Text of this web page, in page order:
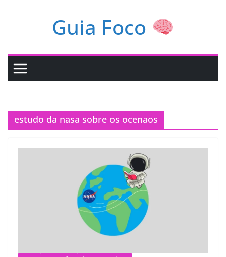
Guia Foco
estudo da nasa sobre os ocenaos